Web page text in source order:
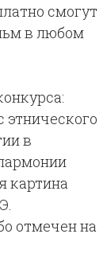
смогут
в любом
этнического
в
картина
отмечен на